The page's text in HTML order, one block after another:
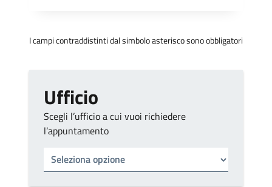
I campi contraddistinti dal simbolo asterisco sono obbligatori
Ufficio
Scegli l’ufficio a cui vuoi richiedere
l’appuntamento
Tipo di ufficio